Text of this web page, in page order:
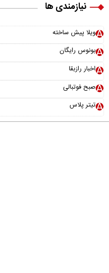
نیازمندی ها
ویلا پیش ساخته
بونوس رایگان
اخبار رازبقا
صبح فوتبالی
تیتر پلاس